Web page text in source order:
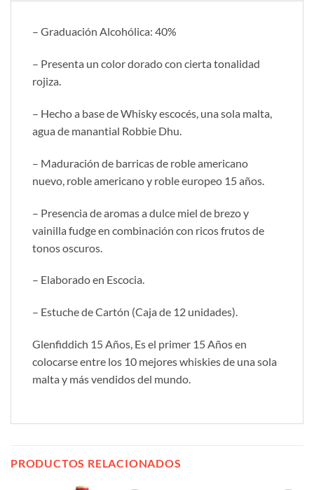
– Graduación Alcohólica: 40%
– Presenta un color dorado con cierta tonalidad
rojiza.
– Hecho a base de Whisky escocés, una sola malta,
agua de manantial Robbie Dhu.
– Maduración de barricas de roble americano
nuevo, roble americano y roble europeo 15 años.
– Presencia de aromas a dulce miel de brezo y
vainilla fudge en combinación con ricos frutos de
tonos oscuros.
– Elaborado en Escocia.
– Estuche de Cartón (Caja de 12 unidades).
Glenfiddich 15 Años, Es el primer 15 Años en
colocarse entre los 10 mejores whiskies de una sola
malta y más vendidos del mundo.
PRODUCTOS RELACIONADOS